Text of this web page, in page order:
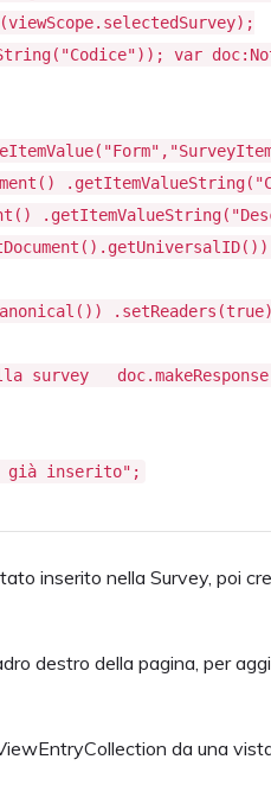
var
survey
già inserito";
inserito nella Survey, poi
destro della pagina, per
da una